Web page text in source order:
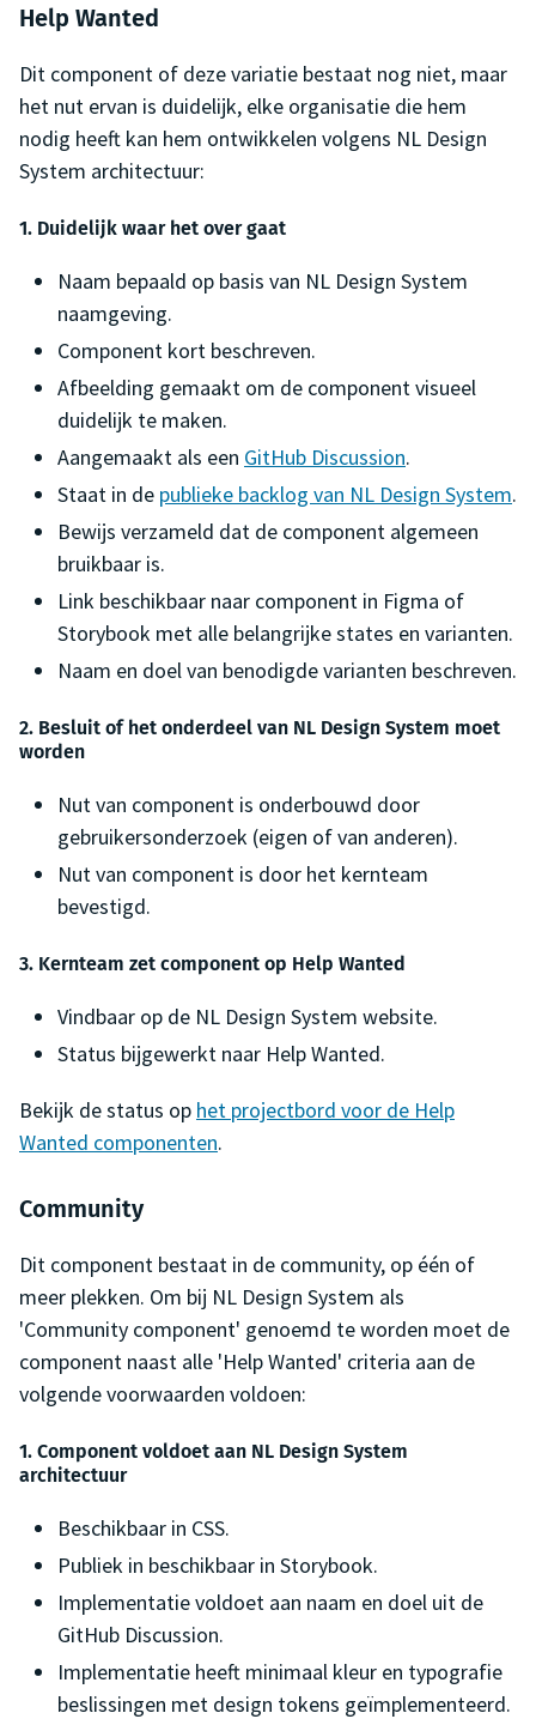
Help Wanted
Dit component of deze variatie bestaat nog niet, maar
het nut ervan is duidelijk, elke organisatie die hem
nodig heeft kan hem ontwikkelen volgens NL Design
System architectuur:
1. Duidelijk waar het over gaat
Naam bepaald op basis van NL Design System
naamgeving.
Component kort beschreven.
Afbeelding gemaakt om de component visueel
duidelijk te maken.
Aangemaakt als een GitHub Discussion.
Staat in de publieke backlog van NL Design System.
Bewijs verzameld dat de component algemeen
bruikbaar is.
Link beschikbaar naar component in Figma of
Storybook met alle belangrijke states en varianten.
Naam en doel van benodigde varianten beschreven.
2. Besluit of het onderdeel van NL Design System moet
worden
Nut van component is onderbouwd door
gebruikersonderzoek (eigen of van anderen).
Nut van component is door het kernteam
bevestigd.
3. Kernteam zet component op Help Wanted
Vindbaar op de NL Design System website.
Status bijgewerkt naar Help Wanted.
Bekijk de status op het projectbord voor de Help
Wanted componenten.
Community
Dit component bestaat in de community, op één of
meer plekken. Om bij NL Design System als
'Community component' genoemd te worden moet de
component naast alle 'Help Wanted' criteria aan de
volgende voorwaarden voldoen:
1. Component voldoet aan NL Design System
architectuur
Beschikbaar in CSS.
Publiek in beschikbaar in Storybook.
Implementatie voldoet aan naam en doel uit de
GitHub Discussion.
Implementatie heeft minimaal kleur en typografie
beslissingen met design tokens geïmplementeerd.